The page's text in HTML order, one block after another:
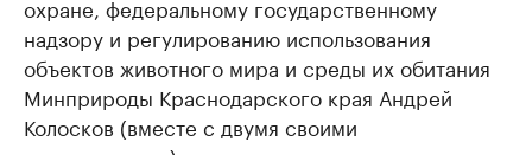
охране, федеральному государственному
надзору и регулированию использования
объектов животного мира и среды их обитания
Минприроды Краснодарского края Андрей
Колосков (вместе с двумя своими